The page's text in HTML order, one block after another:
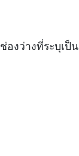
องว่างที่ระบุเป็น